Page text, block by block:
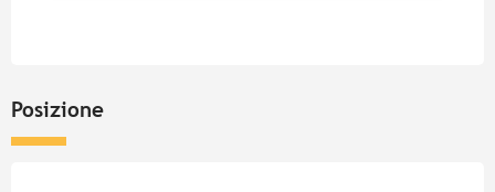
Posizione